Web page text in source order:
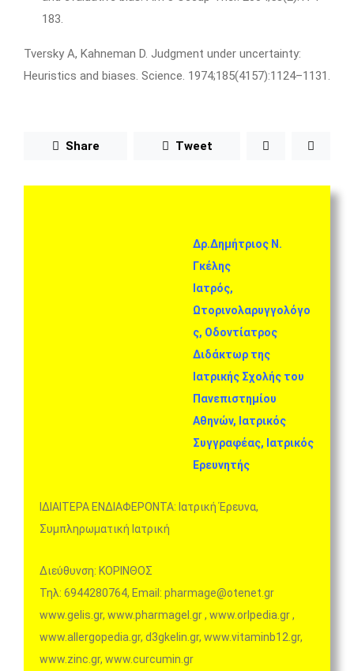
183.
Tversky A, Kahneman D. Judgment under uncertainty:
Heuristics and biases. Science. 1974;185(4157):1124–1131.
Share Tweet
Δρ.Δημήτριος Ν.
Γκέλης
Iατρός,
Ωτορινολαρυγγολόγο
ς, Οδοντίατρος
Διδάκτωρ της
Ιατρικής Σχολής του
Πανεπιστημίου
Αθηνών, Ιατρικός
Συγγραφέας, Ιατρικός
Ερευνητής
ΙΔΙΑΙΤΕΡΑ ΕΝΔΙΑΦΕΡΟΝΤΑ: Ιατρική Έρευνα,
Συμπληρωματική Ιατρική
Διεύθυνση: ΚΟΡΙΝΘΟΣ
Τηλ: 6944280764, Email: pharmage@otenet.gr
www.gelis.gr, www.pharmagel.gr , www.orlpedia.gr ,
www.allergopedia.gr, d3gkelin.gr, www.vitaminb12.gr,
www.zinc.gr, www.curcumin.gr